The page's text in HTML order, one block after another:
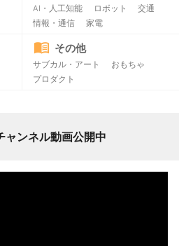
AI・人工知能 ロボット
交通
情報・通信
家電
その他
サブカル・アート
おもちゃ
プロダクト
ャンネル動画公開中